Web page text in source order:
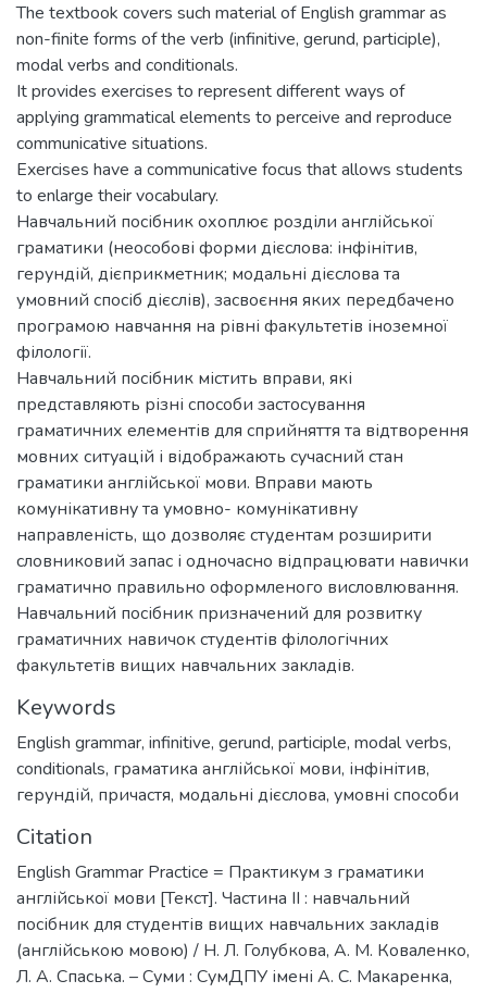
The textbook covers such material of English grammar as
non-finite forms of the verb (infinitive, gerund, participle),
modal verbs and conditionals.
It provides exercises to represent different ways of
applying grammatical elements to perceive and reproduce
communicative situations.
Exercises have a communicative focus that allows students
to enlarge their vocabulary.
Навчальний посібник охоплює розділи англійської
граматики (неособові форми дієслова: інфінітив,
герундій, дієприкметник; модальні дієслова та
умовний спосіб дієслів), засвоєння яких передбачено
програмою навчання на рівні факультетів іноземної
філології.
Навчальний посібник містить вправи, які
представляють різні способи застосування
граматичних елементів для сприйняття та відтворення
мовних ситуацій і відображають сучасний стан
граматики англійської мови. Вправи мають
комунікативну та умовно- комунікативну
направленість, що дозволяє студентам розширити
словниковий запас і одночасно відпрацювати навички
граматично правильно оформленого висловлювання.
Навчальний посібник призначений для розвитку
граматичних навичок студентів філологічних
факультетів вищих навчальних закладів.
Keywords
English grammar, infinitive, gerund, participle, modal verbs,
conditionals, граматика англійської мови, інфінітив,
герундій, причастя, модальні дієслова, умовні способи
Citation
English Grammar Practice = Практикум з граматики
англійської мови [Текст]. Частина ІІ : навчальний
посібник для студентів вищих навчальних закладів
(англійською мовою) / Н. Л. Голубкова, А. М. Коваленко,
Л. А. Спаська. – Суми : СумДПУ імені А. С. Макаренка,